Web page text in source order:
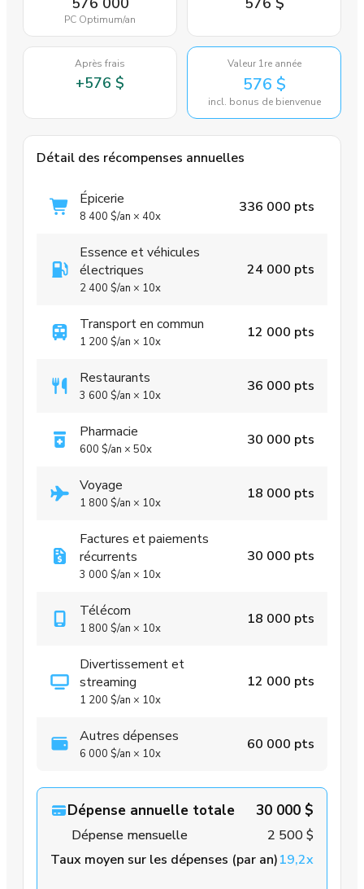
PC Optimum/an
Après frais
+576 $
Valeur 1re année
576 $
incl. bonus de bienvenue
Détail des récompenses annuelles
Épicerie
8 400 $/an × 40x
336 000 pts
Essence et véhicules
électriques
2 400 $/an × 10x
24 000 pts
Transport en commun
1 200 $/an × 10x
12 000 pts
Restaurants
3 600 $/an × 10x
36 000 pts
Pharmacie
600 $/an × 50x
30 000 pts
Voyage
1 800 $/an × 10x
18 000 pts
Factures et paiements
récurrents
3 000 $/an × 10x
30 000 pts
Télécom
1 800 $/an × 10x
18 000 pts
Divertissement et
streaming
1 200 $/an × 10x
12 000 pts
Autres dépenses
6 000 $/an × 10x
60 000 pts
Dépense annuelle totale 30 000 $
Dépense mensuelle
2 500 $
Taux moyen sur les dépenses (par an)19,2x